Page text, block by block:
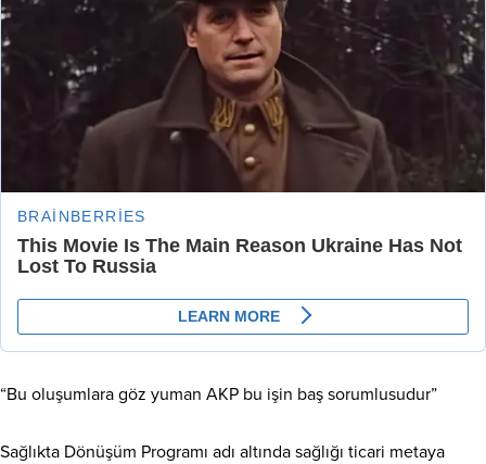
“Bu oluşumlara göz yuman AKP bu işin baş sorumlusudur”
Sağlıkta Dönüşüm Programı adı altında sağlığı ticari metaya